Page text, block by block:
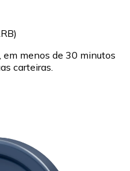
menos de 30 minutos
carteiras.